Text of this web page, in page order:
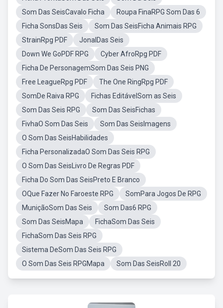
Som Das SeisCavalo Ficha
Roupa FinaRPG Som Das 6
Ficha SonsDas Seis
Som Das SeisFicha Animais RPG
StrainRpg PDF
JonalDas Seis
Down We GoPDF RPG
Cyber AfroRpg PDF
Ficha De PersonagemSom Das Seis PNG
Free LeagueRpg PDF
The One RingRpg PDF
SomDe Raiva RPG
Fichas EditávelSom as Seis
Som Das Seis RPG
Som Das SeisFichas
FivhaO Som Das Seis
Som Das SeisImagens
O Som Das SeisHabilidades
Ficha PersonalizadaO Som Das Seis RPG
O Som Das SeisLivro De Regras PDF
Ficha Do Som Das SeisPreto E Branco
OQue Fazer No Faroeste RPG
SomPara Jogos De RPG
MuniçãoSom Das Seis
Som Das6 RPG
Som Das SeisMapa
FichaSom Das Seis
FichaSom Das Seis RPG
Sistema DeSom Das Seis RPG
O Som Das Seis RPGMapa
Som Das SeisRoll 20